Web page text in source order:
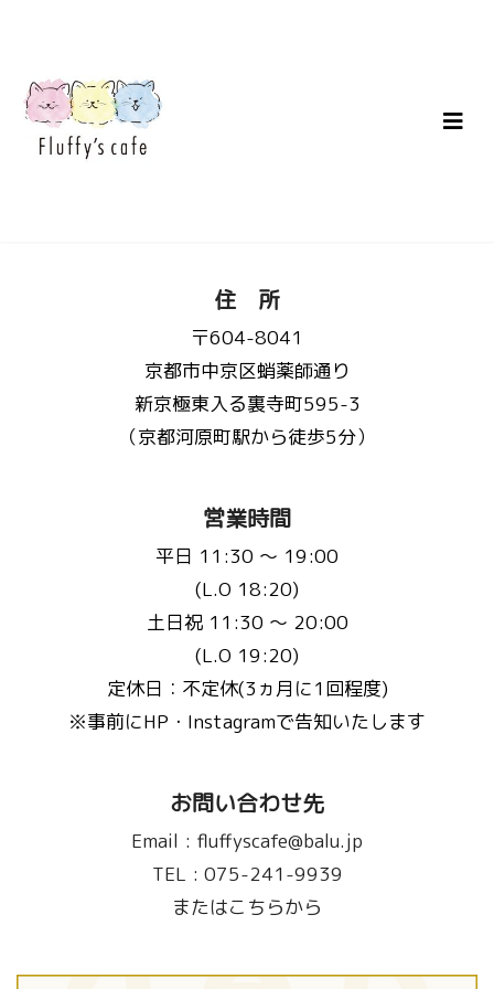
住 所
〒604-8041
京都市中京区蛸薬師通り
新京極東入る裏寺町595-3
（京都河原町駅から徒歩5分）
営業時間
平日 11:30 〜 19:00
(L.O 18:20)
土日祝 11:30 〜 20:00
(L.O 19:20)
定休日：不定休(3ヵ月に1回程度)
※事前にHP・Instagramで告知いたします
お問い合わせ先
Email : fluffyscafe@balu.jp
TEL : 075-241-9939
またはこちらから